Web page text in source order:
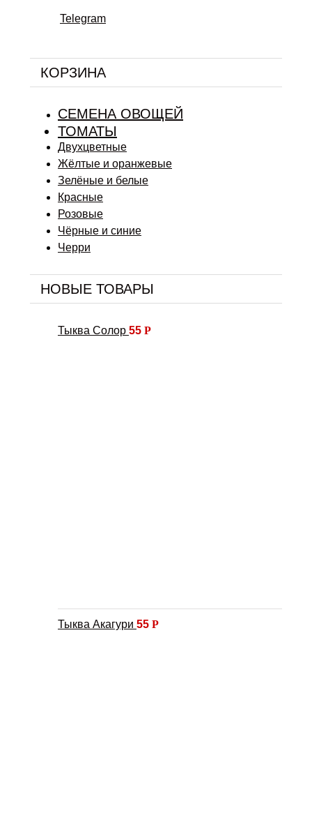
Telegram
КОРЗИНА
СЕМЕНА ОВОЩЕЙ
ТОМАТЫ
Двухцветные
Жёлтые и оранжевые
Зелёные и белые
Красные
Розовые
Чёрные и синие
Черри
НОВЫЕ ТОВАРЫ
Тыква Солор 55 Р
Тыква Акагури 55 Р